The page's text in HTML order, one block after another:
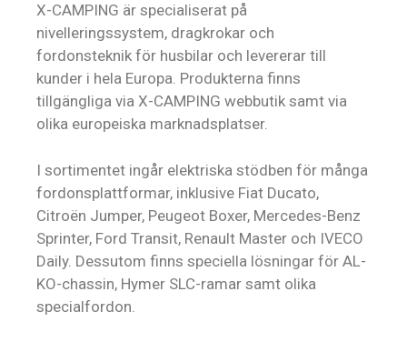
X-CAMPING är specialiserat på
nivelleringssystem, dragkrokar och
fordonsteknik för husbilar och levererar till
kunder i hela Europa. Produkterna finns
tillgängliga via X-CAMPING webbutik samt via
olika europeiska marknadsplatser.
I sortimentet ingår elektriska stödben för många
fordonsplattformar, inklusive Fiat Ducato,
Citroën Jumper, Peugeot Boxer, Mercedes-Benz
Sprinter, Ford Transit, Renault Master och IVECO
Daily. Dessutom finns speciella lösningar för AL-
KO-chassin, Hymer SLC-ramar samt olika
specialfordon.